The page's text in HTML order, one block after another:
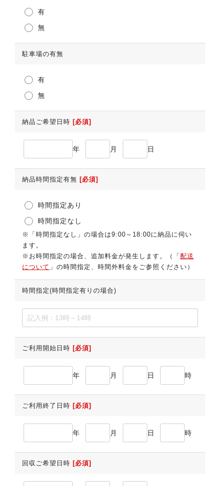
有
無
駐車場の有無
有
無
納品ご希望日時 [必須]
年 月 日
納品時間指定有無 [必須]
時間指定あり
時間指定なし
※「時間指定なし」の場合は9:00～18:00に納品に伺い
ます。
※お時間指定の場合、追加料金が発生します。（「 配送
について 」の時間指定、時間外料金をご参照ください）
時間指定(時間指定有りの場合)
ご利用開始日時 [必須]
年 月 日 時
ご利用終了日時 [必須]
年 月 日 時
回収ご希望日時 [必須]